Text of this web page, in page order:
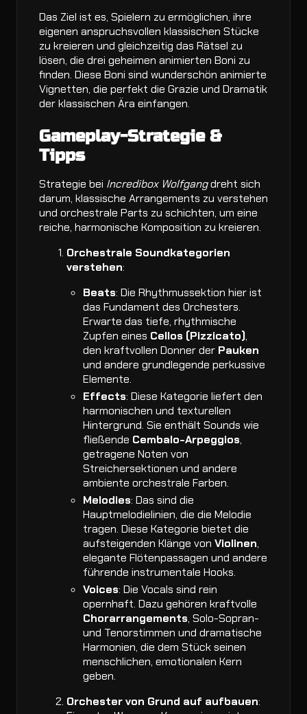
Das Ziel ist es, Spielern zu ermöglichen, ihre
eigenen anspruchsvollen klassischen Stücke
zu kreieren und gleichzeitig das Rätsel zu
lösen, die drei geheimen animierten Boni zu
finden. Diese Boni sind wunderschön animierte
Vignetten, die perfekt die Grazie und Dramatik
der klassischen Ära einfangen.
Gameplay-Strategie &
Tipps
Strategie bei Incredibox Wolfgangdreht sich
darum, klassische Arrangements zu verstehen
und orchestrale Parts zu schichten, um eine
reiche, harmonische Komposition zu kreieren.
Orchestrale Soundkategorien
verstehen:
Beats: Die Rhythmussektion hier ist
das Fundament des Orchesters.
Erwarte das tiefe, rhythmische
Zupfen eines Cellos (Pizzicato),
den kraftvollen Donner der Pauken
und andere grundlegende perkussive
Elemente.
Effects: Diese Kategorie liefert den
harmonischen und texturellen
Hintergrund. Sie enthält Sounds wie
fließende Cembalo-Arpeggios,
getragene Noten von
Streichersektionen und andere
ambiente orchestrale Farben.
Melodies: Das sind die
Hauptmelodielinien, die die Melodie
tragen. Diese Kategorie bietet die
aufsteigenden Klänge von Violinen,
elegante Flötenpassagen und andere
führende instrumentale Hooks.
Voices: Die Vocals sind rein
opernhaft. Dazu gehören kraftvolle
Chorarrangements, Solo-Sopran-
und Tenorstimmen und dramatische
Harmonien, die dem Stück seinen
menschlichen, emotionalen Kern
geben.
Orchester von Grund auf aufbauen: